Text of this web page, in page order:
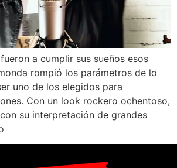
a cumplir sus sueños esos
rompió los parámetros de lo
uno de los elegidos para
Con un look rockero ochentoso,
su interpretación de grandes